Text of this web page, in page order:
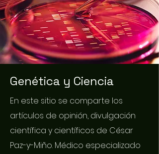
Genética y Ciencia
En este sitio se comparte los
artículos de opinión, divulgación
científica y científicos de César
Paz-y-Miño. Médico especializado